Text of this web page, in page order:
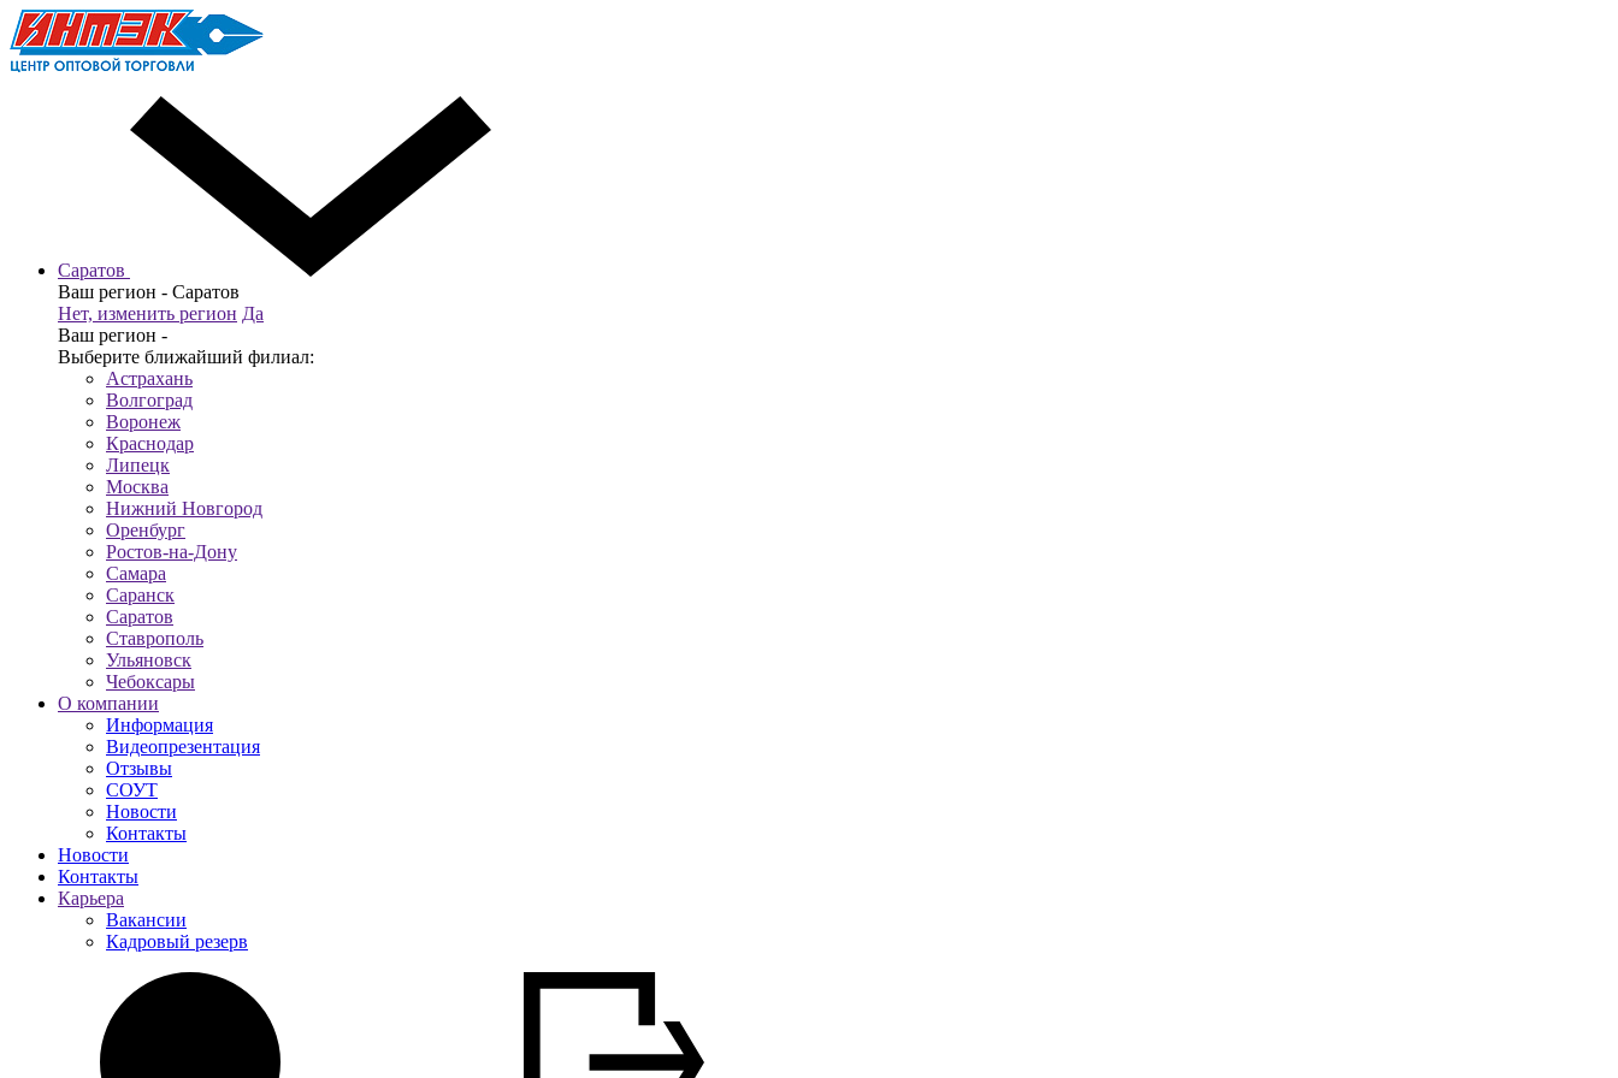
Саратов
Ваш регион - Саратов
Нет, изменить регион Да
Ваш регион -
Выберите ближайший филиал:
Астрахань
Волгоград
Воронеж
Краснодар
Липецк
Москва
Нижний Новгород
Оренбург
Ростов-на-Дону
Самара
Саранск
Саратов
Ставрополь
Ульяновск
Чебоксары
О компании
Информация
Видеопрезентация
Отзывы
СОУТ
Новости
Контакты
Новости
Контакты
Карьера
Вакансии
Кадровый резерв